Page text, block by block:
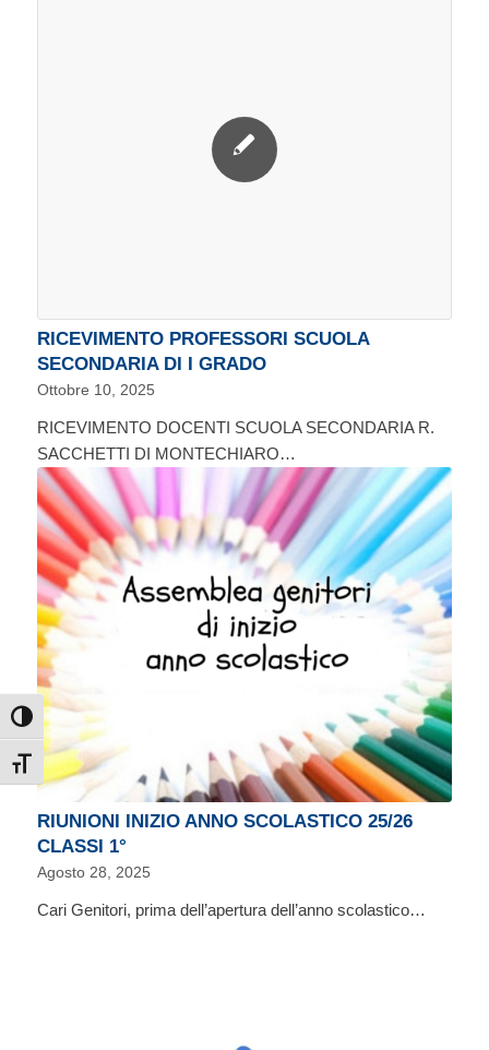
Attiva/disattiva alto contrasto
Attiva/disattiva dimensione testo
RICEVIMENTO PROFESSORI SCUOLA
SECONDARIA DI I GRADO
Ottobre 10, 2025
RICEVIMENTO DOCENTI SCUOLA SECONDARIA R.
SACCHETTI DI MONTECHIARO…
RIUNIONI INIZIO ANNO SCOLASTICO 25/26
CLASSI 1°
Agosto 28, 2025
Cari Genitori, prima dell’apertura dell’anno scolastico…